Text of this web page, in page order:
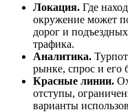
Локация. Где
окружение может
дорог и
трафика.
Аналитика.
рынке, спрос и его
Красные линии.
отступы,
варианты